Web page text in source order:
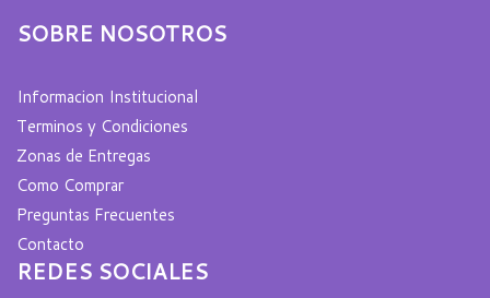
SOBRE NOSOTROS
Informacion Institucional
Terminos y Condiciones
Zonas de Entregas
Como Comprar
Preguntas Frecuentes
Contacto
REDES SOCIALES